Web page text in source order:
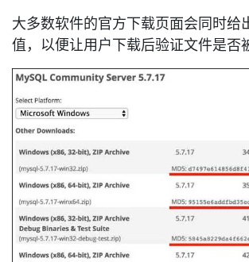
大多数软件的官方下载页面会同时给
值，以便让用户下载后验证文件是否